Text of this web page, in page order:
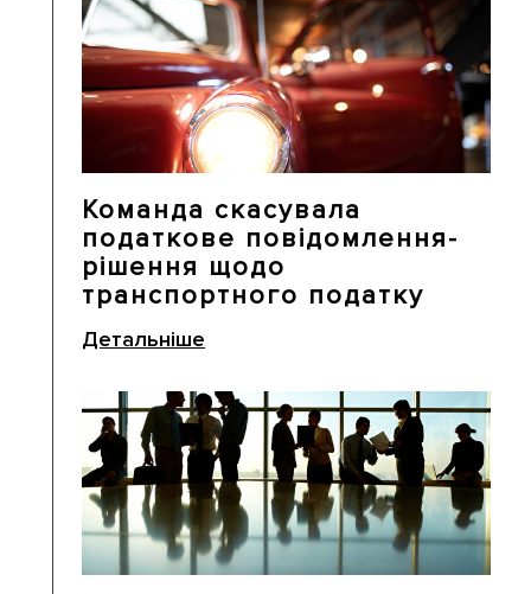
Команда скасувала
податкове повідомлення-
рішення щодо
транспортного податку
Детальніше